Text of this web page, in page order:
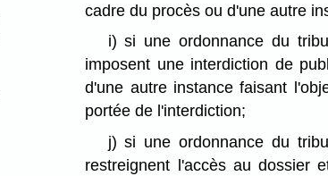
cadre du procès ou d'une autre
i) si une ordonnance du
imposent une interdiction de
d'une autre instance faisant
portée de l'interdiction;
j) si une ordonnance du
restreignent l'accès au dossier